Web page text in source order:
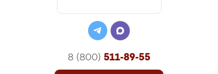
8 (800) 511-89-55